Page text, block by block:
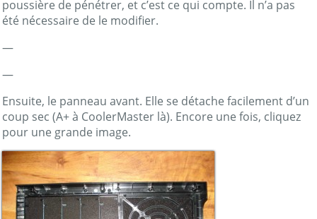
poussière de pénétrer, et c’est ce qui compte. Il n’a pas
été nécessaire de le modifier.
—
—
Ensuite, le panneau avant. Elle se détache facilement d’un
coup sec (A+ à CoolerMaster là). Encore une fois, cliquez
pour une grande image.